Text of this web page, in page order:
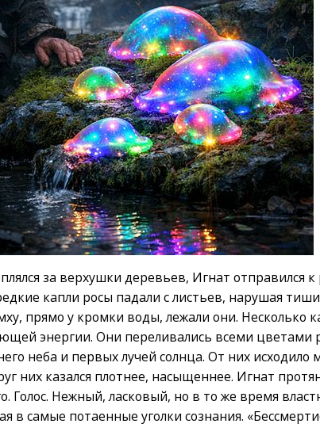
за верхушки деревьев, Игнат отправился к
капли росы падали с листьев, нарушая
прямо у кромки воды, лежали они. Несколько
энергии. Они переливались всеми цветами
неба и первых лучей солнца. От них исходило
них казался плотнее, насыщеннее. Игнат
Голос. Нежный, ласковый, но в то же время
в самые потаенные уголки сознания.